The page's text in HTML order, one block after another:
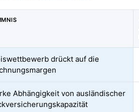
drückt auf die
Abhängigkeit von ausländischer